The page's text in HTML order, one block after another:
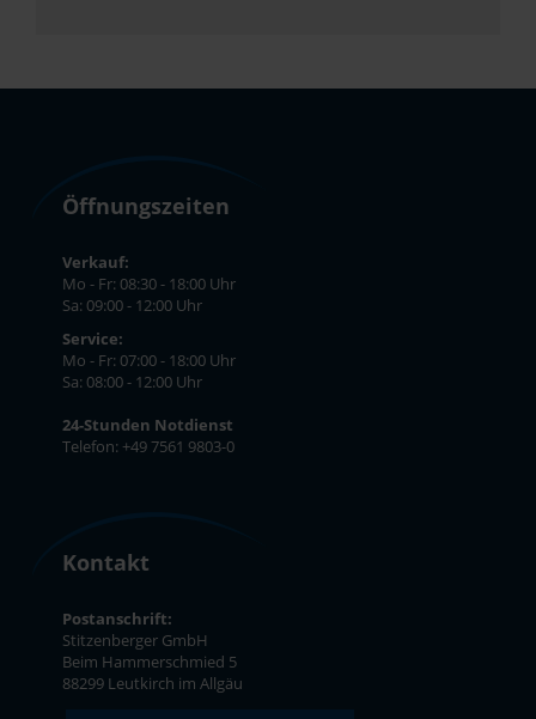
Öffnungszeiten
Verkauf:
Mo - Fr: 08:30 - 18:00 Uhr
Sa: 09:00 - 12:00 Uhr
Service:
Mo - Fr: 07:00 - 18:00 Uhr
Sa: 08:00 - 12:00 Uhr
24-Stunden Notdienst
Telefon: +49 7561 9803-0
Kontakt
Postanschrift:
Stitzenberger GmbH
Beim Hammerschmied 5
88299 Leutkirch im Allgäu